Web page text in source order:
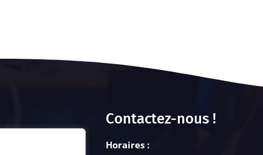
Contactez-nous !
Horaires :